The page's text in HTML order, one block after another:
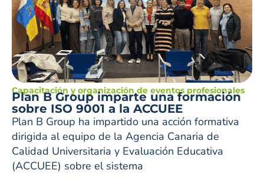
Capacitación y organización de eventos profesionales
Plan B Group imparte una formación
sobre ISO 9001 a la ACCUEE
Plan B Group ha impartido una acción formativa
dirigida al equipo de la Agencia Canaria de
Calidad Universitaria y Evaluación Educativa
(ACCUEE) sobre el sistema